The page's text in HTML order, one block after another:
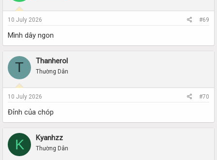
10 July 2026 #69
Mình dây ngon
T Thanherol
Thường Dân
10 July 2026 #70
Đỉnh của chóp
K Kyanhzz
Thường Dân